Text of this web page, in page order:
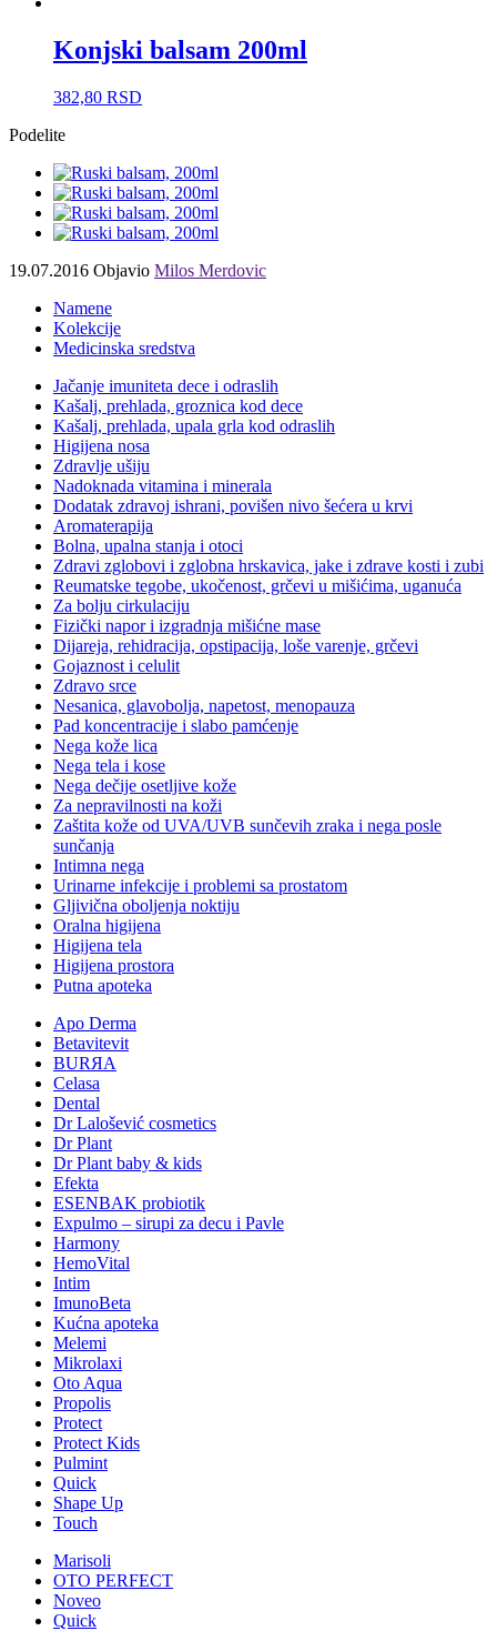
Konjski balsam 200ml
382,80 RSD
Podelite
19.07.2016 Objavio Milos Merdovic
Namene
Kolekcije
Medicinska sredstva
Jačanje imuniteta dece i odraslih
Kašalj, prehlada, groznica kod dece
Kašalj, prehlada, upala grla kod odraslih
Higijena nosa
Zdravlje ušiju
Nadoknada vitamina i minerala
Dodatak zdravoj ishrani, povišen nivo šećera u krvi
Aromaterapija
Bolna, upalna stanja i otoci
Zdravi zglobovi i zglobna hrskavica, jake i zdrave kosti i zubi
Reumatske tegobe, ukočenost, grčevi u mišićima, uganuća
Za bolju cirkulaciju
Fizički napor i izgradnja mišićne mase
Dijareja, rehidracija, opstipacija, loše varenje, grčevi
Gojaznost i celulit
Zdravo srce
Nesanica, glavobolja, napetost, menopauza
Pad koncentracije i slabo pamćenje
Nega kože lica
Nega tela i kose
Nega dečije osetljive kože
Za nepravilnosti na koži
Zaštita kože od UVA/UVB sunčevih zraka i nega posle
sunčanja
Intimna nega
Urinarne infekcije i problemi sa prostatom
Gljivična oboljenja noktiju
Oralna higijena
Higijena tela
Higijena prostora
Putna apoteka
Apo Derma
Betavitevit
BURЯA
Celasa
Dental
Dr Lalošević cosmetics
Dr Plant
Dr Plant baby & kids
Efekta
ESENBAK probiotik
Expulmo – sirupi za decu i Pavle
Harmony
HemoVital
Intim
ImunoBeta
Kućna apoteka
Melemi
Mikrolaxi
Oto Aqua
Propolis
Protect
Protect Kids
Pulmint
Quick
Shape Up
Touch
Marisoli
OTO PERFECT
Noveo
Quick